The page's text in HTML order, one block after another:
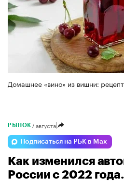
Домашнее «вино» из вишни:
РЫНОК7 августа
Подписаться на РБК в Max
Как изменился
России с 2022